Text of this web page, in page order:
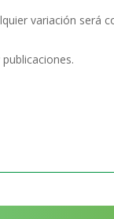
variación será